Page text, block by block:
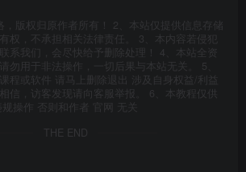
，版权归原作者所有！ 2、本站仅提供信息存储
权，不承担相关法律责任。 3、本内容若侵犯
系我们，会尽快给予删除处理！ 4、本站全资
勿用于非法操作，一切后果与本站无关。 5、
程或软件 请马上删除退出 涉及自身权益/利益
信，访客发现请向客服举报。 6、本教程仅供
规操作 否则和作者 官网 无关
THE END